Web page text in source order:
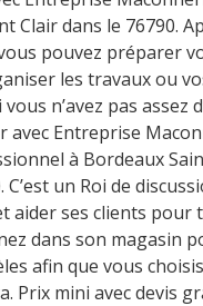
Clair dans le 76790.
pouvez préparer
les travaux ou
n’avez pas assez
avec Entreprise
à Bordeaux
C’est un Roi de
aider ses clients pour
dans son magasin
afin que vous
Prix mini avec devis